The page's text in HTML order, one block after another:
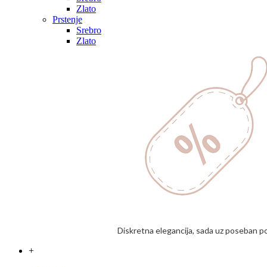
Zlato
Prstenje
Srebro
Zlato
Diskretna elegancija, sada uz poseban
+